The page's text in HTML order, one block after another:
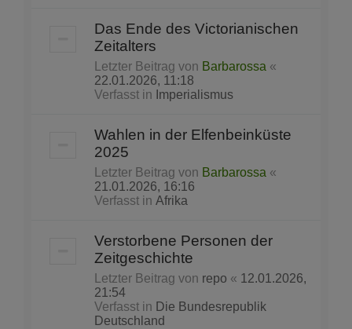
Das Ende des Victorianischen
Zeitalters
Letzter Beitrag von Barbarossa «
22.01.2026, 11:18
Verfasst in Imperialismus
Wahlen in der Elfenbeinküste
2025
Letzter Beitrag von Barbarossa «
21.01.2026, 16:16
Verfasst in Afrika
Verstorbene Personen der
Zeitgeschichte
Letzter Beitrag von repo « 12.01.2026,
21:54
Verfasst in Die Bundesrepublik
Deutschland